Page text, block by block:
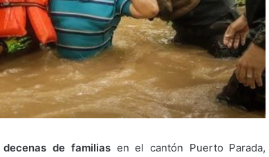
decenas de familiasen el cantón Puerto Parada,